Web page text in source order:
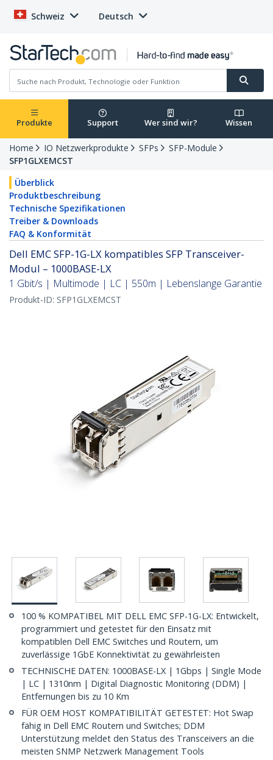
Schweiz Deutsch
Produkte Support Wer sind wir? Wissen
Home IO Netzwerkprodukte SFPs
SFP-Module
SFP1GLXEMCST
Überblick
Produktbeschreibung
Technische Spezifikationen
Treiber & Downloads
FAQ & Konformität
Dell EMC SFP-1G-LX kompatibles SFP Transceiver-
Modul – 1000BASE-LX
1 Gbit/s | Multimode | LC | 550m | Lebenslange Garantie
Produkt-ID: SFP1GLXEMCST
100 % KOMPATIBEL MIT DELL EMC SFP-1G-LX: Entwickelt,
programmiert und getestet für den Einsatz mit
kompatiblen Dell EMC Switches und Routern, um
zuverlässige 1GbE Konnektivität zu gewährleisten
TECHNISCHE DATEN: 1000BASE-LX | 1Gbps | Single Mode
| LC | 1310nm | Digital Diagnostic Monitoring (DDM) |
Entfernungen bis zu 10 Km
FÜR OEM HOST KOMPATIBILITÄT GETESTET: Hot Swap
fähig in Dell EMC Routern und Switches; DDM
Unterstützung meldet den Status des Transceivers an die
meisten SNMP Netzwerk Management Tools